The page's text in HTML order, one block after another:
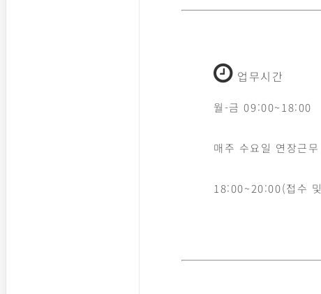
업무시간
월-금 09:00~18:00
매주 수요일 연장근무
18:00~20:00(접수